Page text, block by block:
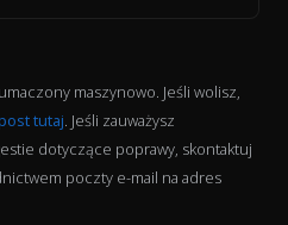
maszynowo. Jeśli wolisz,
tutaj. Jeśli zauważysz
dotyczące poprawy, skontaktuj
poczty e-mail na adres